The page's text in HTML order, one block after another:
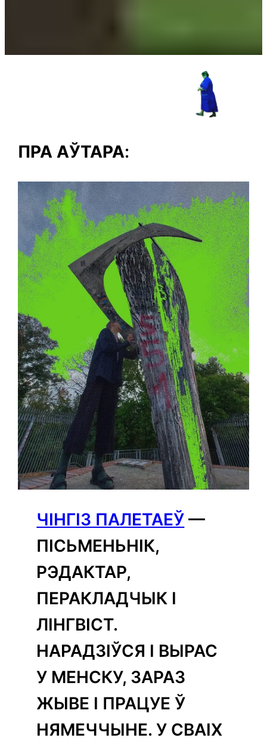
ПРА АЎТАРА:
ЧІНГІЗ ПАЛЕТАЕЎ —
ПІСЬМЕНЬНІК,
РЭДАКТАР,
ПЕРАКЛАДЧЫК І
ЛІНГВІСТ.
НАРАДЗІЎСЯ І ВЫРАС
У МЕНСКУ, ЗАРАЗ
ЖЫВЕ І ПРАЦУЕ Ў
НЯМЕЧЧЫНЕ. У СВАІХ